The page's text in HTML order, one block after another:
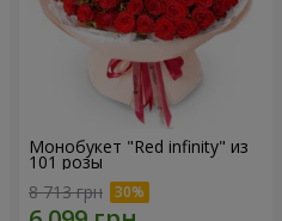
Монобукет "Red infinity" из
101 розы
8 713 грн